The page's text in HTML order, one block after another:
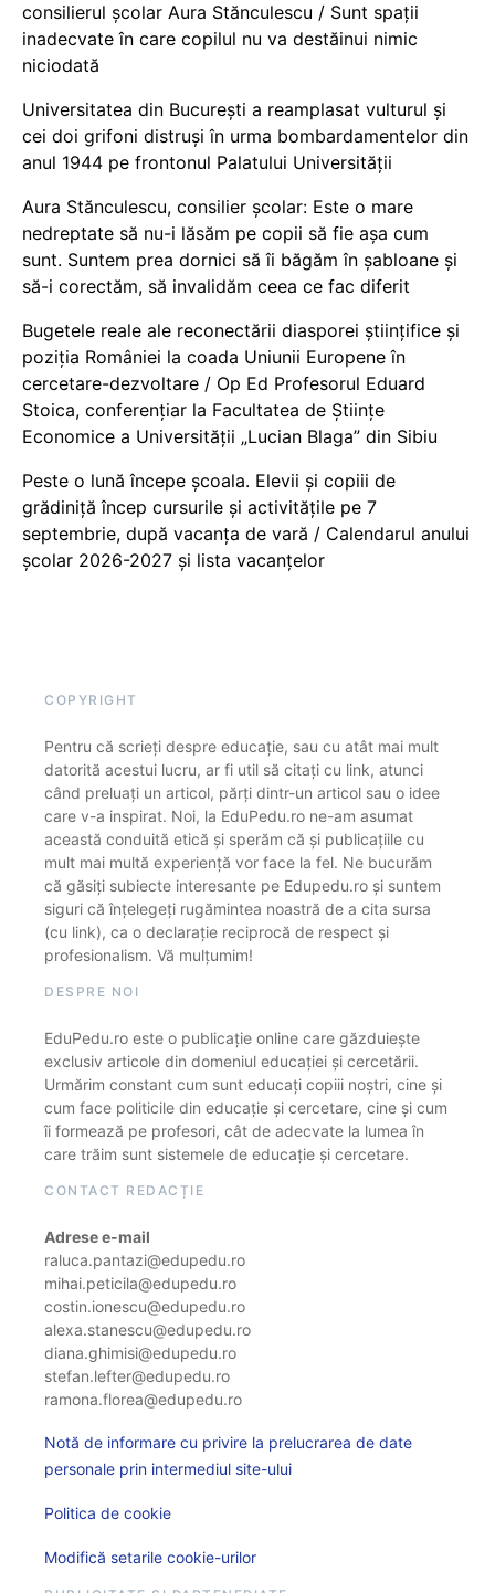
consilierul școlar Aura Stănculescu / Sunt spații
inadecvate în care copilul nu va destăinui nimic
niciodată
Universitatea din București a reamplasat vulturul și
cei doi grifoni distruși în urma bombardamentelor din
anul 1944 pe frontonul Palatului Universității
Aura Stănculescu, consilier școlar: Este o mare
nedreptate să nu-i lăsăm pe copii să fie așa cum
sunt. Suntem prea dornici să îi băgăm în șabloane și
să-i corectăm, să invalidăm ceea ce fac diferit
Bugetele reale ale reconectării diasporei științifice și
poziția României la coada Uniunii Europene în
cercetare-dezvoltare / Op Ed Profesorul Eduard
Stoica, conferențiar la Facultatea de Științe
Economice a Universității „Lucian Blaga” din Sibiu
Peste o lună începe școala. Elevii și copiii de
grădiniță încep cursurile și activitățile pe 7
septembrie, după vacanța de vară / Calendarul anului
școlar 2026-2027 și lista vacanțelor
COPYRIGHT
Pentru că scrieți despre educație, sau cu atât mai mult
datorită acestui lucru, ar fi util să citați cu link, atunci
când preluați un articol, părți dintr-un articol sau o idee
care v-a inspirat. Noi, la EduPedu.ro ne-am asumat
această conduită etică și sperăm că și publicațiile cu
mult mai multă experiență vor face la fel. Ne bucurăm
că găsiți subiecte interesante pe Edupedu.ro și suntem
siguri că înțelegeți rugămintea noastră de a cita sursa
(cu link), ca o declarație reciprocă de respect și
profesionalism. Vă mulțumim!
DESPRE NOI
EduPedu.ro este o publicație online care găzduiește
exclusiv articole din domeniul educației și cercetării.
Urmărim constant cum sunt educați copiii noștri, cine și
cum face politicile din educație și cercetare, cine și cum
îi formează pe profesori, cât de adecvate la lumea în
care trăim sunt sistemele de educație și cercetare.
CONTACT REDACȚIE
Adrese e-mail
raluca.pantazi@edupedu.ro
mihai.peticila@edupedu.ro
costin.ionescu@edupedu.ro
alexa.stanescu@edupedu.ro
diana.ghimisi@edupedu.ro
stefan.lefter@edupedu.ro
ramona.florea@edupedu.ro
Notă de informare cu privire la prelucrarea de date
personale prin intermediul site-ului
Politica de cookie
Modifică setarile cookie-urilor